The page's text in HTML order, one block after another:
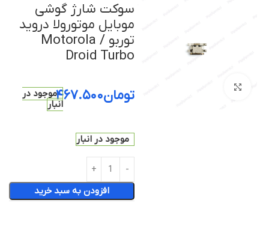
سوکت شارژ گوشی
موبایل موتورولا دروید
توربو / Motorola
Droid Turbo
تومان۴۶۷.۵۰۰موجود در
انبار
موجود در انبار
افزودن به سبد خرید